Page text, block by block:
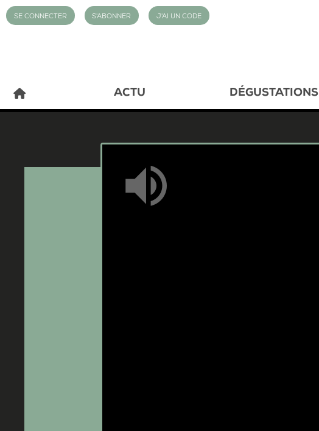
SE CONNECTER S'ABONNER J'AI UN CODE
ACTU DÉGUSTATIONS
Mute